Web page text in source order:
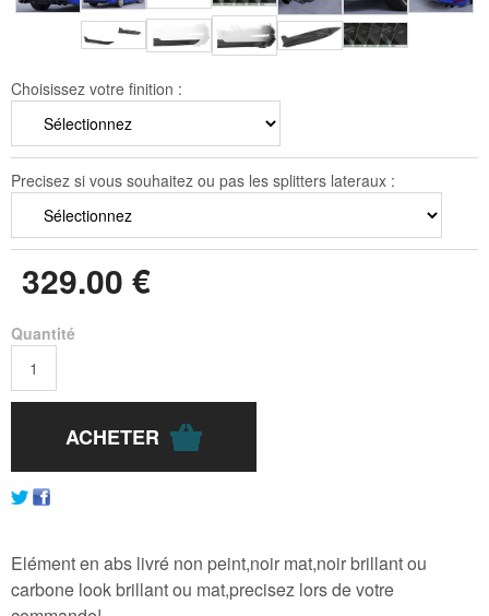
Choisissez votre finition :
Precisez si vous souhaitez ou pas les splitters lateraux :
329.00 €
Quantité
Elément en abs livré non peint,noir mat,noir brillant ou
carbone look brillant ou mat,precisez lors de votre